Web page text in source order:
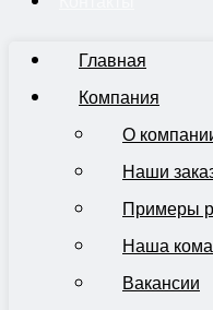
Главная
Компания
О
Наши
Примеры
Наша
Вакансии